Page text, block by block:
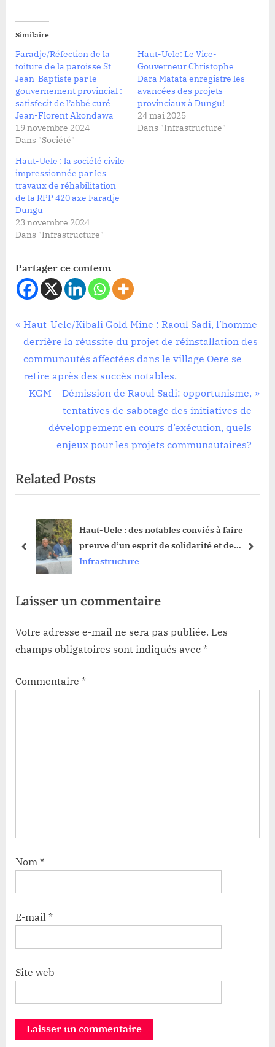
Similaire
Faradje/Réfection de la
toiture de la paroisse St
Jean-Baptiste par le
gouvernement provincial :
satisfecit de l’abbé curé
Jean-Florent Akondawa
19 novembre 2024
Dans "Société"
Haut-Uele: Le Vice-
Gouverneur Christophe
Dara Matata enregistre les
avancées des projets
provinciaux à Dungu!
24 mai 2025
Dans "Infrastructure"
Haut-Uele : la société civile
impressionnée par les
travaux de réhabilitation
de la RPP 420 axe Faradje-
Dungu
23 novembre 2024
Dans "Infrastructure"
Partager ce contenu
Infrastructure
Navigation
de
l’article
P
r
e
v
o
s
Haut-Uele/Kibali Gold Mine : Raoul Sadi, l’homme
derrière la réussite du projet de réinstallation des
communautés affectées dans le village Oere se
retire après des succès notables.
N
o
s
KGM – Démission de Raoul Sadi: opportunisme,
tentatives de sabotage des initiatives de
développement en cours d’exécution, quels
enjeux pour les projets communautaires?
Related Posts
Haut-Uele : des notables conviés à faire
preuve d’un esprit de solidarité et de
cohésion pour édifier la province
Infrastructure
prev next
Laisser un commentaire
Votre adresse e-mail ne sera pas publiée. Les
champs obligatoires sont indiqués avec *
Commentaire *
Nom *
E-mail *
Site web